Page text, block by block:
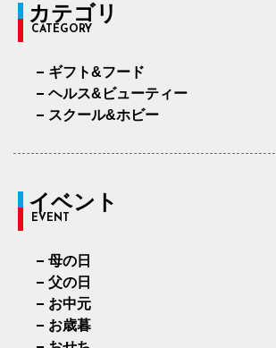
カテゴリ
CATEGORY
ギフト&フード
ヘルス&ビューティー
スクール&ホビー
イベント
EVENT
母の日
父の日
お中元
お歳暮